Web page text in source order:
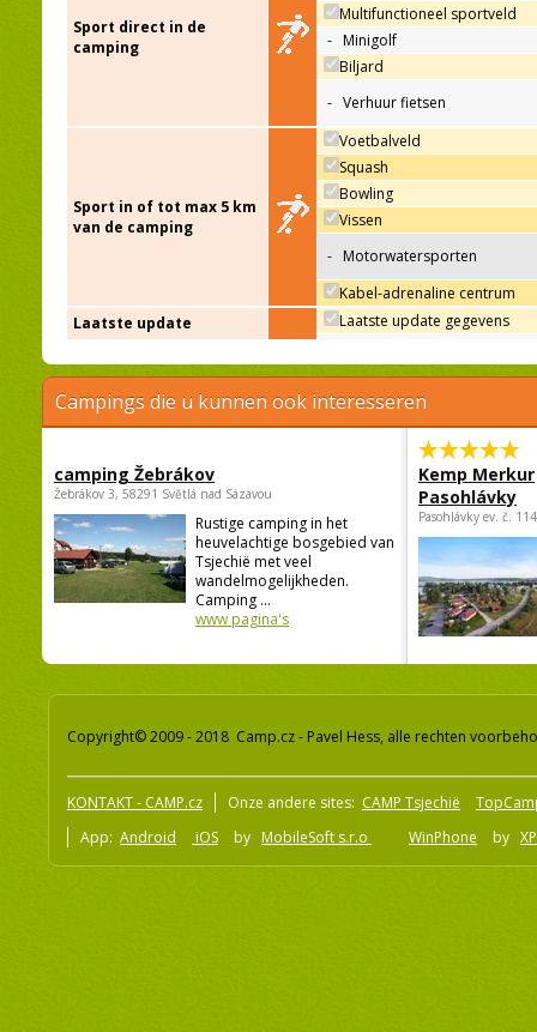
Sport direct in de
camping
Multifunctioneel sportveld
- Minigolf
Biljard
- Verhuur fietsen
Sport in of tot max 5 km
van de camping
Voetbalveld
Squash
Bowling
Vissen
- Motorwatersporten
Kabel-adrenaline centrum
Laatste update
Laatste update gegevens
Campings die u kunnen ook interesseren
camping Žebrákov
Žebrákov 3, 58291 Světlá nad Sázavou
Rustige camping in het
heuvelachtige bosgebied van
Tsjechië met veel
wandelmogelijkheden.
Camping ...
www pagina's
Kemp Merkur
Pasohlávky
Pasohlávky ev. č.
Copyright© 2009 - 2018 Camp.cz - Pavel Hess, alle rechten
KONTAKT - CAMP.cz Onze andere sites: CAMP Tsjechië
App: Android iOS by MobileSoft s.r.o WinPhone by